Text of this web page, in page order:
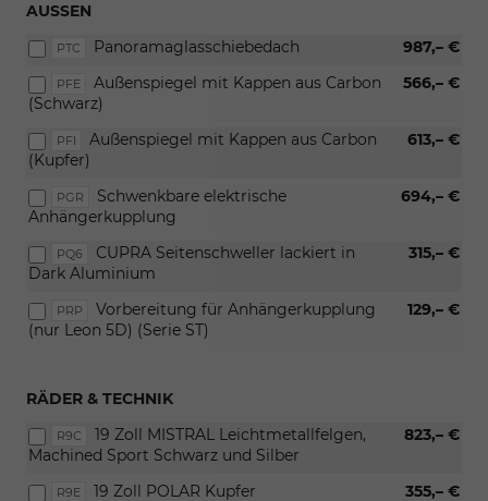
AUSSEN
PTC 987,– €
Panoramaglasschiebedach
PFE 566,– €
Außenspiegel mit Kappen aus Carbon
(Schwarz)
PFI 613,– €
Außenspiegel mit Kappen aus Carbon
(Kupfer)
PGR 694,– €
Schwenkbare elektrische
Anhängerkupplung
PQ6 315,– €
CUPRA Seitenschweller lackiert in
Dark Aluminium
PRP 129,– €
Vorbereitung für Anhängerkupplung
(nur Leon 5D) (Serie ST)
RÄDER & TECHNIK
R9C 823,– €
19 Zoll MISTRAL Leichtmetallfelgen,
Machined Sport Schwarz und Silber
R9E 355,– €
19 Zoll POLAR Kupfer